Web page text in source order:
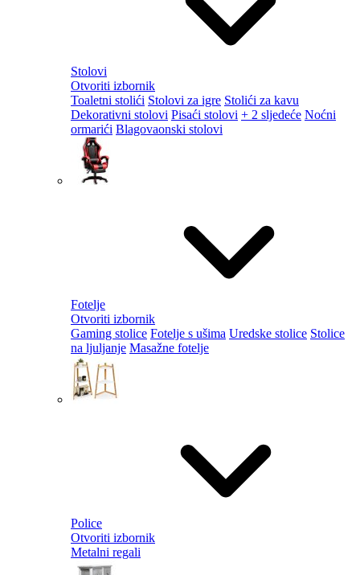
Stolovi
Otvoriti izbornik
Toaletni stolići Stolovi za igre Stolići za kavu
Dekorativni stolovi Pisaći stolovi + 2 sljedeće Noćni
ormarići Blagovaonski stolovi
Fotelje
Otvoriti izbornik
Gaming stolice Fotelje s ušima Uredske stolice Stolice
na ljuljanje Masažne fotelje
Police
Otvoriti izbornik
Metalni regali